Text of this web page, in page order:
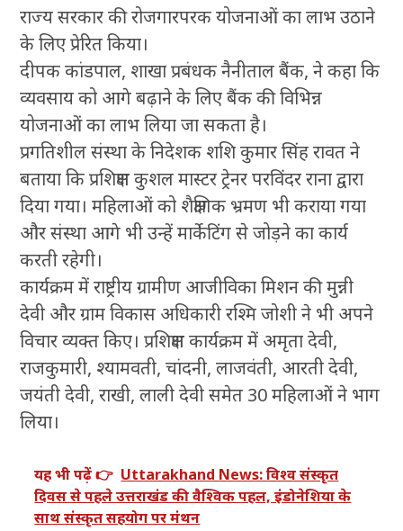
राज्य सरकार की रोजगारपरक योजनाओं का लाभ उठाने
के लिए प्रेरित किया।
दीपक कांडपाल, शाखा प्रबंधक नैनीताल बैंक, ने कहा कि
व्यवसाय को आगे बढ़ाने के लिए बैंक की विभिन्न
योजनाओं का लाभ लिया जा सकता है।
प्रगतिशील संस्था के निदेशक शशि कुमार सिंह रावत ने
बताया कि प्रशिक्षण कुशल मास्टर ट्रेनर परविंदर राना द्वारा
दिया गया। महिलाओं को शैक्षणिक भ्रमण भी कराया गया
और संस्था आगे भी उन्हें मार्केटिंग से जोड़ने का कार्य
करती रहेगी।
कार्यक्रम में राष्ट्रीय ग्रामीण आजीविका मिशन की मुन्नी
देवी और ग्राम विकास अधिकारी रश्मि जोशी ने भी अपने
विचार व्यक्त किए। प्रशिक्षण कार्यक्रम में अमृता देवी,
राजकुमारी, श्यामवती, चांदनी, लाजवंती, आरती देवी,
जयंती देवी, राखी, लाली देवी समेत 30 महिलाओं ने भाग
लिया।
यह भी पढ़ें 👉 Uttarakhand News: विश्व संस्कृत
दिवस से पहले उत्तराखंड की वैश्विक पहल, इंडोनेशिया के
साथ संस्कृत सहयोग पर मंथन